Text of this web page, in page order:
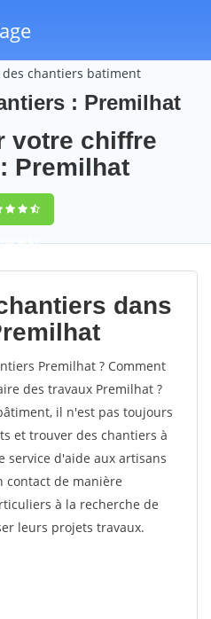
chantiers batiment
: Premilhat
votre chiffre
Premilhat
61
dans
Premilhat ? Comment
des travaux Premilhat ?
il n'est pas toujours
et trouver des chantiers à
service d'aide aux artisans
contact de manière
à la recherche de
leurs projets travaux.